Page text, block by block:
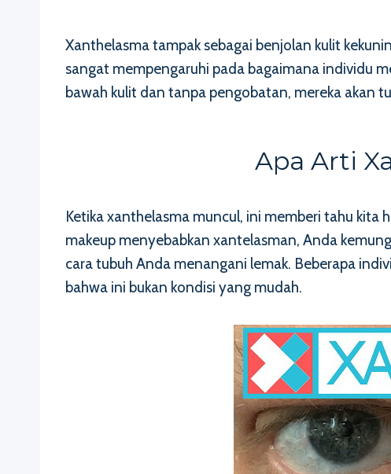
Xanthelasma tampak sebagai benjolan kulit
sangat mempengaruhi pada bagaimana individu
bawah kulit dan tanpa pengobatan, mereka akan
Apa Arti
Ketika xanthelasma muncul, ini memberi tahu kita
makeup menyebabkan xantelasman, Anda
cara tubuh Anda menangani lemak. Beberapa
bahwa ini bukan kondisi yang mudah.